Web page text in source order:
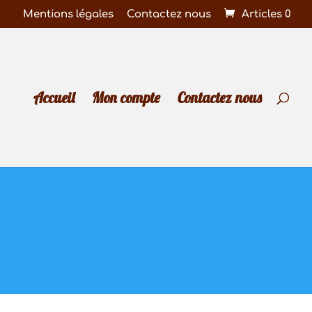
Mentions légales Contactez nous Articles 0
Accueil Mon compte Contactez nous